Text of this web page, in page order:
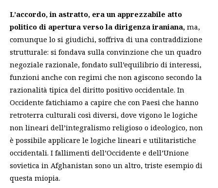
L’accordo, in astratto, era un apprezzabile atto
politico di apertura verso la dirigenza iraniana, ma,
comunque lo si giudichi, soffriva di una contraddizione
strutturale: si fondava sulla convinzione che un quadro
negoziale razionale, fondato sull’equilibrio di interessi,
funzioni anche con regimi che non agiscono secondo la
razionalità tipica del diritto positivo occidentale. In
Occidente fatichiamo a capire che con Paesi che hanno
retroterra culturali così diversi, dove vigono le logiche
non lineari dell’integralismo religioso o ideologico, non
è possibile applicare le logiche lineari e utilitaristiche
occidentali. I fallimenti dell’Occidente e dell’Unione
sovietica in Afghanistan sono un altro, triste esempio di
questa miopia.